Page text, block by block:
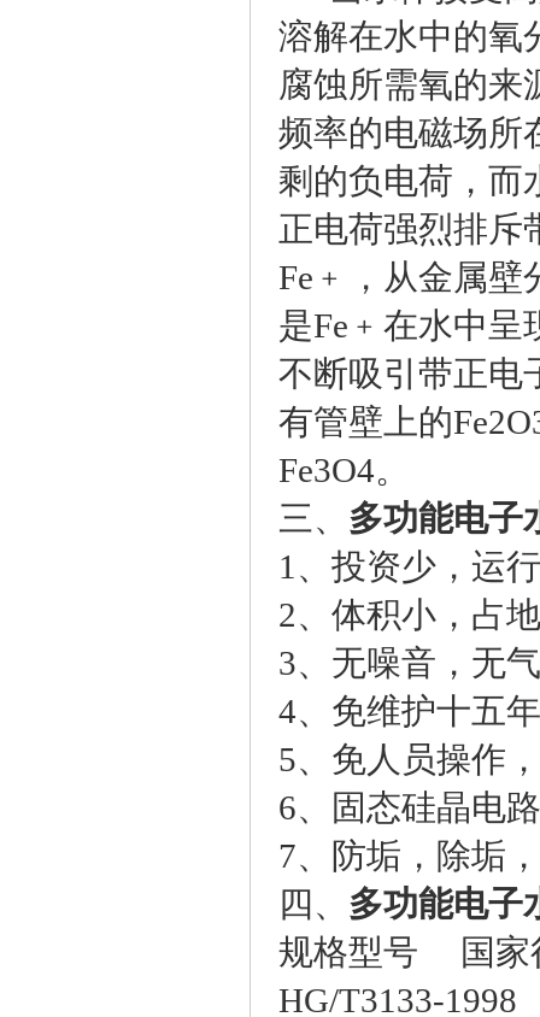
溶解在水中的氧
腐蚀所需氧的来
频率的电磁场所
剩的负电荷，而
正电荷强烈排斥
Fe﹢，从金属
是Fe﹢在水中
不断吸引带正电
有管壁上的
Fe3O4。
三、 多功能电子
1、投资少，运
2、体积小，占
3、无噪音，无
4、免维护十五
5、免人员操作
6、固态硅晶电
7、防垢，除垢
四、 多功能电子
规格型号 国家
HG/T3133-